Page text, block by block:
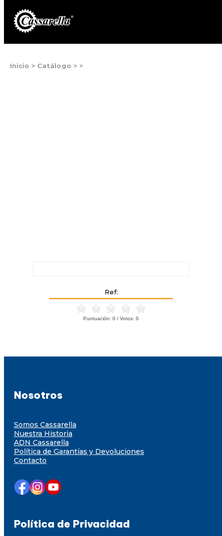
Inicio > Catálogo > >
Ref:
Puntuación: 0 / Votos: 0
Nosotros
Somos Cassarella
Nuestra Historia
ADN Cassarella
Política de Garantías y Devoluciones
Contacto
Política de Privacidad